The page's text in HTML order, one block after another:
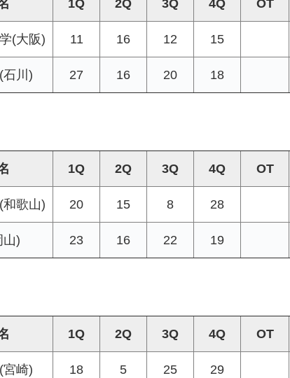
1Q 2Q 3Q 4Q OT
(大阪) 11 16 12 15
石川) 27 16 20 18
1Q 2Q 3Q 4Q OT
歌山) 20 15 8 28
山) 23 16 22 19
1Q 2Q 3Q 4Q OT
宮崎) 18 5 25 29